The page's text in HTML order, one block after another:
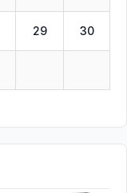
29 30